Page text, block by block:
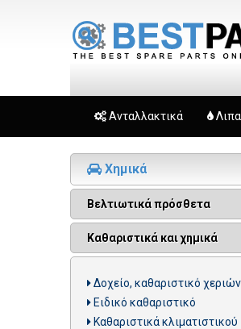
Ανταλλακτικά
Χημικά
Βελτιωτικά πρόσθετα
Καθαριστικά και χημικά
Δοχείο, καθαριστικό χεριών
Ειδικό καθαριστικό
Καθαριστικά κλιματιστικού